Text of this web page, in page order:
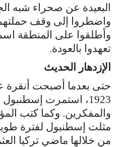
البعيدة عن صحراء شبه
واضطروا إلى وقف
وأطلقوا على المنطقة
تعهدوا بالعودة.
الإزدهار الحديث
حتى بعدما أصبحت أنقرة
1923، استمرت
والمفكرين. وكما كتب
مثلت إسطنبول لفترة
من خلالها ماضي تركيا